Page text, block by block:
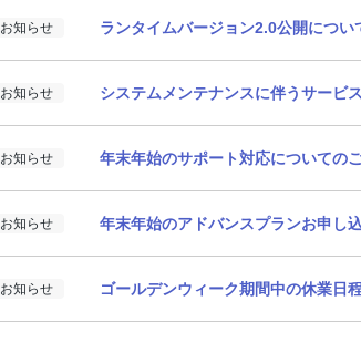
ランタイムバージョン2.0公開につい
お知らせ
システムメンテナンスに伴うサービ
お知らせ
年末年始のサポート対応についての
お知らせ
年末年始のアドバンスプランお申し
お知らせ
ゴールデンウィーク期間中の休業日
お知らせ